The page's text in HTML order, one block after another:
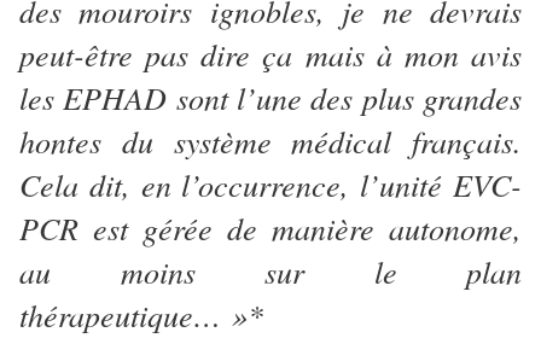
des mouroirs ignobles, je ne devrais
peut-être pas dire ça mais à mon avis
les EPHAD sont l’une des plus grandes
hontes du système médical français.
Cela dit, en l’occurrence, l’unité EVC-
PCR est gérée de manière autonome,
au moins sur le plan
thérapeutique… »*